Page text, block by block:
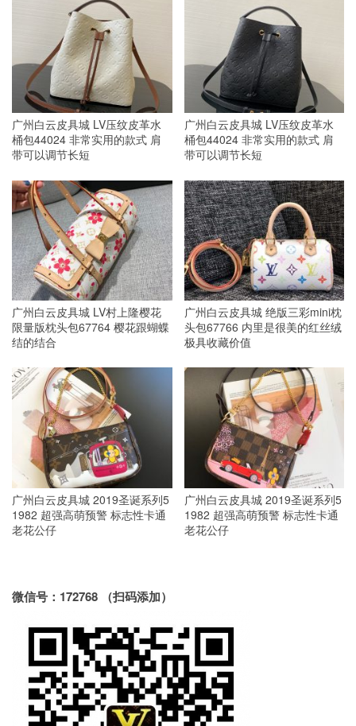
广州白云皮具城 LV压纹皮革水
桶包44024 非常实用的款式 肩
带可以调节长短
广州白云皮具城 LV压纹皮革水
桶包44024 非常实用的款式 肩
带可以调节长短
广州白云皮具城 LV村上隆樱花
限量版枕头包67764 樱花跟蝴蝶
结的结合
广州白云皮具城 绝版三彩mini枕
头包67766 内里是很美的红丝绒
极具收藏价值
广州白云皮具城 2019圣诞系列5
1982 超强高萌预警 标志性卡通
老花公仔
广州白云皮具城 2019圣诞系列5
1982 超强高萌预警 标志性卡通
老花公仔
微信号：172768 （扫码添加）